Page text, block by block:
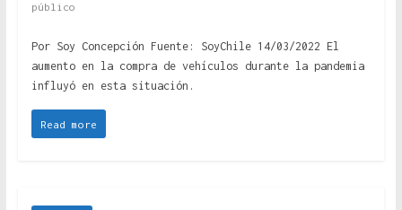
público
Por Soy Concepción Fuente: SoyChile 14/03/2022 El
aumento en la compra de vehículos durante la pandemia
influyó en esta situación.
Read more